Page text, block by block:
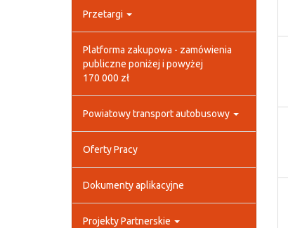
Przetargi
Platforma zakupowa - zamówienia
publiczne poniżej i powyżej
170 000 zł
Powiatowy transport autobusowy
Oferty Pracy
Dokumenty aplikacyjne
Projekty Partnerskie